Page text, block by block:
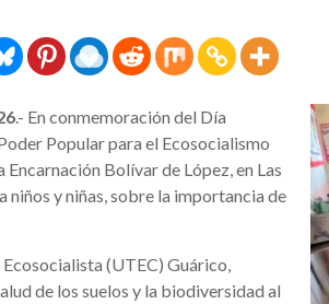
.- En conmemoración del Día
Popular para el Ecosocialismo
Bolívar de López, en Las
niños y niñas, sobre la importancia de
(UTEC) Guárico,
de los suelos y la biodiversidad al